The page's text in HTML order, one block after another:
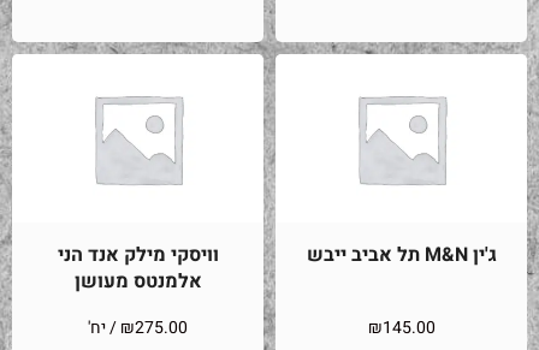
ג'ין M&N תל אביב ייבש
₪145.00
וויסקי מילק אנד הני
אלמנטס מעושן
₪275.00 / יח'